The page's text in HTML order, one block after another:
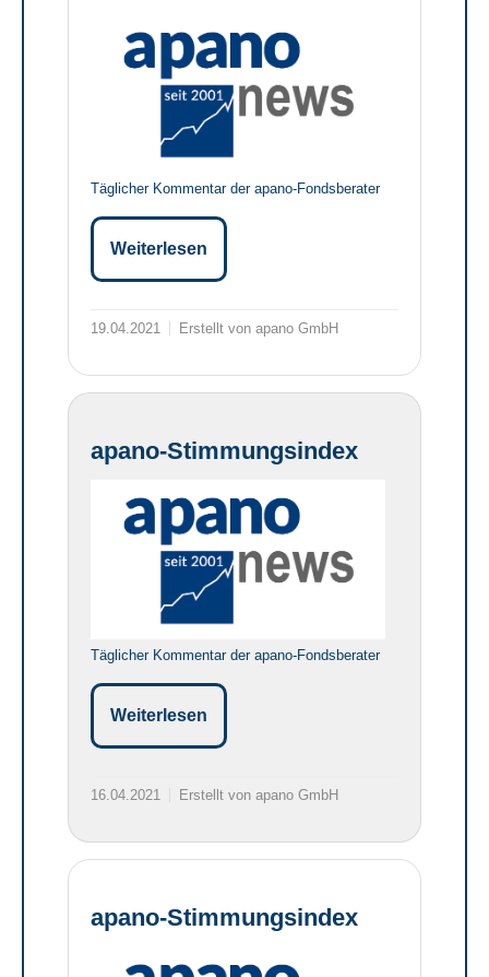
Täglicher Kommentar der apano-Fondsberater
Weiterlesen
19.04.2021 Erstellt von apano GmbH
apano-Stimmungsindex
Täglicher Kommentar der apano-Fondsberater
Weiterlesen
16.04.2021 Erstellt von apano GmbH
apano-Stimmungsindex